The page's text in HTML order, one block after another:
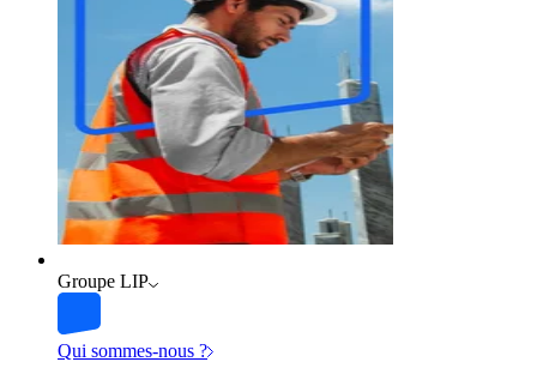
Groupe LIP
Qui sommes-nous ?